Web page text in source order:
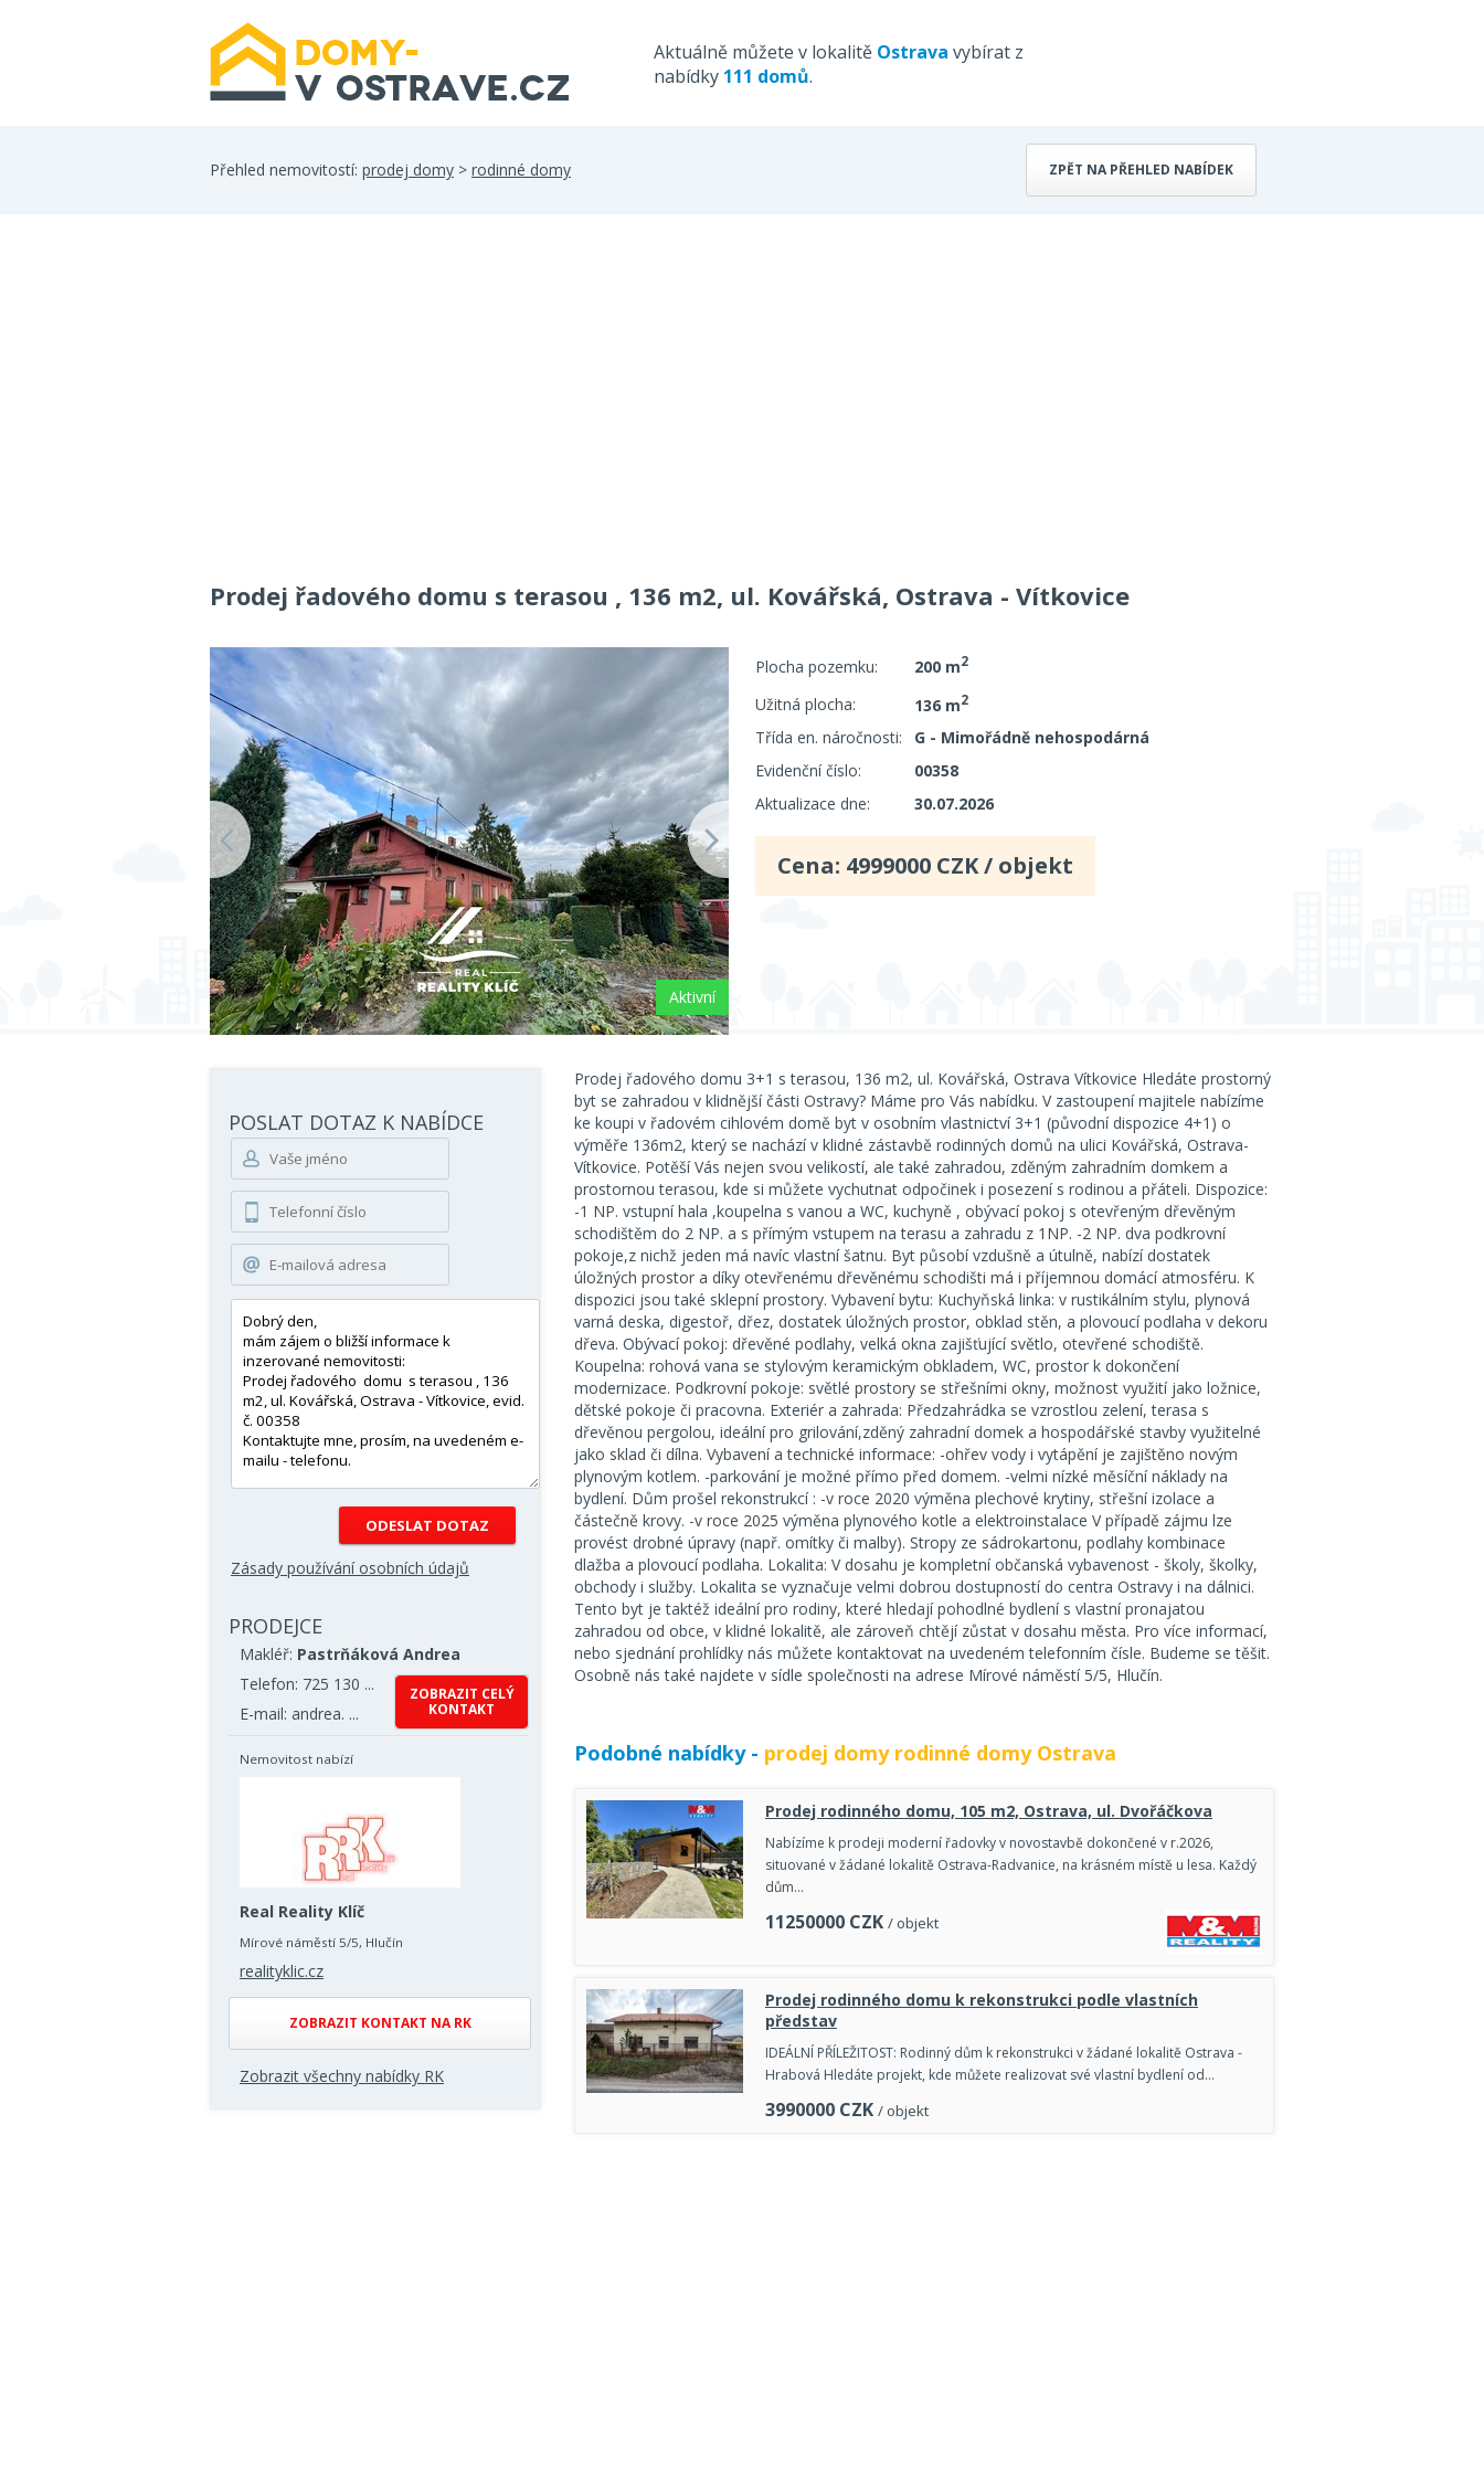
Aktuálně můžete v lokalitě Ostrava vybírat z
nabídky 111 domů.
Přehled nemovitostí: prodej domy > rodinné domy ZPĚT NA PŘEHLED NABÍDEK
Prodej řadového domu s terasou , 136 m2, ul. Kovářská, Ostrava - Vítkovice
Aktivní
Plocha pozemku: 200 m2
Užitná plocha: 136 m2
Třída en. náročnosti:
G - Mimořádně nehospodárná
Evidenční číslo:
00358
Aktualizace dne:
30.07.2026
Cena: 4999000 CZK / objekt
POSLAT DOTAZ K NABÍDCE
Zásady používání osobních údajů
PRODEJCE
Makléř: Pastrňáková Andrea
Telefon: 725 130 ...
E-mail: andrea. ...
ZOBRAZIT CELÝ
KONTAKT
Nemovitost nabízí
Real Reality Klíč
Mírové náměstí 5/5, Hlučín
realityklic.cz
ZOBRAZIT KONTAKT NA RK
Zobrazit všechny nabídky RK
Prodej řadového domu 3+1 s terasou, 136 m2, ul. Kovářská, Ostrava Vítkovice Hledáte prostorný
byt se zahradou v klidnější části Ostravy? Máme pro Vás nabídku. V zastoupení majitele nabízíme
ke koupi v řadovém cihlovém domě byt v osobním vlastnictví 3+1 (původní dispozice 4+1) o
výměře 136m2, který se nachází v klidné zástavbě rodinných domů na ulici Kovářská, Ostrava-
Vítkovice. Potěší Vás nejen svou velikostí, ale také zahradou, zděným zahradním domkem a
prostornou terasou, kde si můžete vychutnat odpočinek i posezení s rodinou a přáteli. Dispozice:
-1 NP. vstupní hala ,koupelna s vanou a WC, kuchyně , obývací pokoj s otevřeným dřevěným
schodištěm do 2 NP. a s přímým vstupem na terasu a zahradu z 1NP. -2 NP. dva podkrovní
pokoje,z nichž jeden má navíc vlastní šatnu. Byt působí vzdušně a útulně, nabízí dostatek
úložných prostor a díky otevřenému dřevěnému schodišti má i příjemnou domácí atmosféru. K
dispozici jsou také sklepní prostory. Vybavení bytu: Kuchyňská linka: v rustikálním stylu, plynová
varná deska, digestoř, dřez, dostatek úložných prostor, obklad stěn, a plovoucí podlaha v dekoru
dřeva. Obývací pokoj: dřevěné podlahy, velká okna zajišťující světlo, otevřené schodiště.
Koupelna: rohová vana se stylovým keramickým obkladem, WC, prostor k dokončení
modernizace. Podkrovní pokoje: světlé prostory se střešními okny, možnost využití jako ložnice,
dětské pokoje či pracovna. Exteriér a zahrada: Předzahrádka se vzrostlou zelení, terasa s
dřevěnou pergolou, ideální pro grilování,zděný zahradní domek a hospodářské stavby využitelné
jako sklad či dílna. Vybavení a technické informace: -ohřev vody i vytápění je zajištěno novým
plynovým kotlem. -parkování je možné přímo před domem. -velmi nízké měsíční náklady na
bydlení. Dům prošel rekonstrukcí : -v roce 2020 výměna plechové krytiny, střešní izolace a
částečně krovy. -v roce 2025 výměna plynového kotle a elektroinstalace V případě zájmu lze
provést drobné úpravy (např. omítky či malby). Stropy ze sádrokartonu, podlahy kombinace
dlažba a plovoucí podlaha. Lokalita: V dosahu je kompletní občanská vybavenost - školy, školky,
obchody i služby. Lokalita se vyznačuje velmi dobrou dostupností do centra Ostravy i na dálnici.
Tento byt je taktéž ideální pro rodiny, které hledají pohodlné bydlení s vlastní pronajatou
zahradou od obce, v klidné lokalitě, ale zároveň chtějí zůstat v dosahu města. Pro více informací,
nebo sjednání prohlídky nás můžete kontaktovat na uvedeném telefonním čísle. Budeme se těšit.
Osobně nás také najdete v sídle společnosti na adrese Mírové náměstí 5/5, Hlučín.
Podobné nabídky - prodej domy rodinné domy Ostrava
Prodej rodinného domu, 105 m2, Ostrava, ul. Dvořáčkova
Nabízíme k prodeji moderní řadovky v novostavbě dokončené v r.2026,
situované v žádané lokalitě Ostrava-Radvanice, na krásném místě u lesa. Každý
dům…
11250000 CZK / objekt
Prodej rodinného domu k rekonstrukci podle vlastních
představ
IDEÁLNÍ PŘÍLEŽITOST: Rodinný dům k rekonstrukci v žádané lokalitě Ostrava -
Hrabová Hledáte projekt, kde můžete realizovat své vlastní bydlení od…
3990000 CZK / objekt